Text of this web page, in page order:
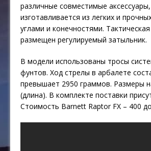
различные совместимые
изготавливается из легких и
углами и конечностями.
размещен регулируемый затыльник.
В модели использованы тросы
фунтов. Ход стрелы в арбалете
превышает 2950 граммов. Размеры
(длина). В комплекте поставки
Стоимость Barnett Raptor FX – 400